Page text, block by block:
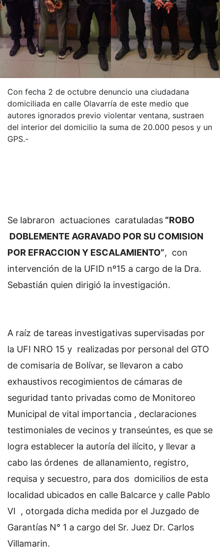
Con fecha 2 de octubre denuncio una ciudadana
domiciliada en calle Olavarría de este medio que
autores ignorados previo violentar ventana, sustraen
del interior del domicilio la suma de 20.000 pesos y un
GPS.-
Se labraron actuaciones caratuladas “ROBO
DOBLEMENTE AGRAVADO POR SU COMISION
POR EFRACCION Y ESCALAMIENTO”, con
intervención de la UFID nº15 a cargo de la Dra.
Sebastián quien dirigió la investigación.
A raíz de tareas investigativas supervisadas por
la UFI NRO 15 y realizadas por personal del GTO
de comisaria de Bolívar, se llevaron a cabo
exhaustivos recogimientos de cámaras de
seguridad tanto privadas como de Monitoreo
Municipal de vital importancia , declaraciones
testimoniales de vecinos y transeúntes, es que se
logra establecer la autoría del ilícito, y llevar a
cabo las órdenes de allanamiento, registro,
requisa y secuestro, para dos domicilios de esta
localidad ubicados en calle Balcarce y calle Pablo
VI , otorgada dicha medida por el Juzgado de
Garantías N° 1 a cargo del Sr. Juez Dr. Carlos
Villamarin.